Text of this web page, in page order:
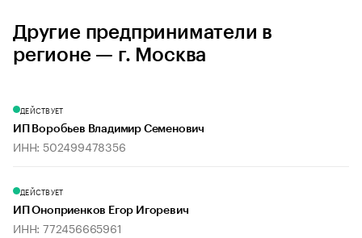
Другие предприниматели в
регионе — г. Москва
ДЕЙСТВУЕТ
ИП Воробьев Владимир Семенович
ИНН: 502499478356
ДЕЙСТВУЕТ
ИП Оноприенков Егор Игоревич
ИНН: 772456665961